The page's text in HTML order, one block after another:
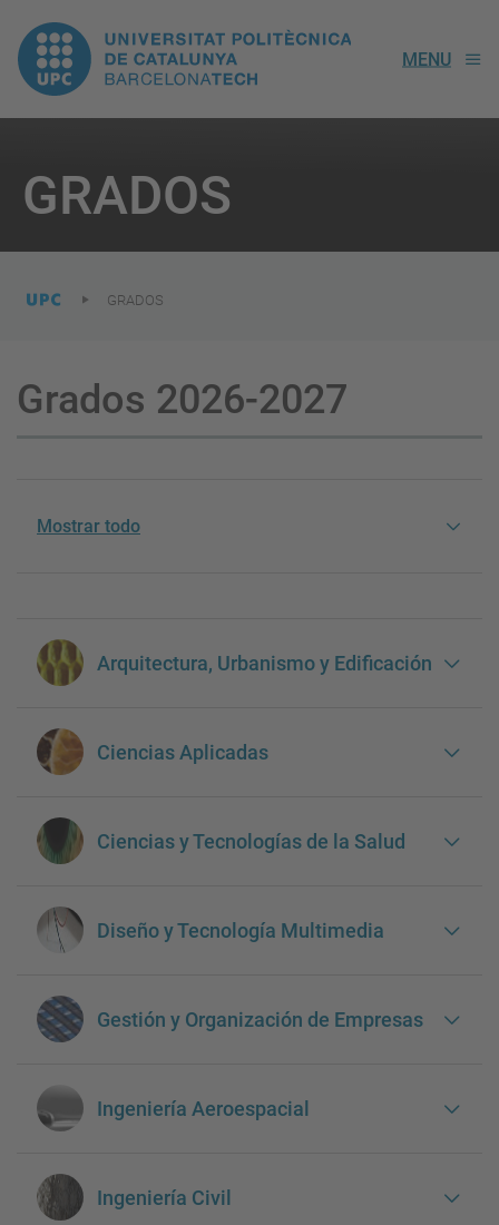
UPC.
Universitat
Politècnica
de
Catalunya
MENU
GRADOS
are
here:
GRADOS
Grados 2026-2027
Mostrar todo
Arquitectura, Urbanismo y Edificación
Ciencias Aplicadas
Ciencias y Tecnologías de la Salud
Diseño y Tecnología Multimedia
Gestión y Organización de Empresas
Ingeniería Aeroespacial
Ingeniería Civil